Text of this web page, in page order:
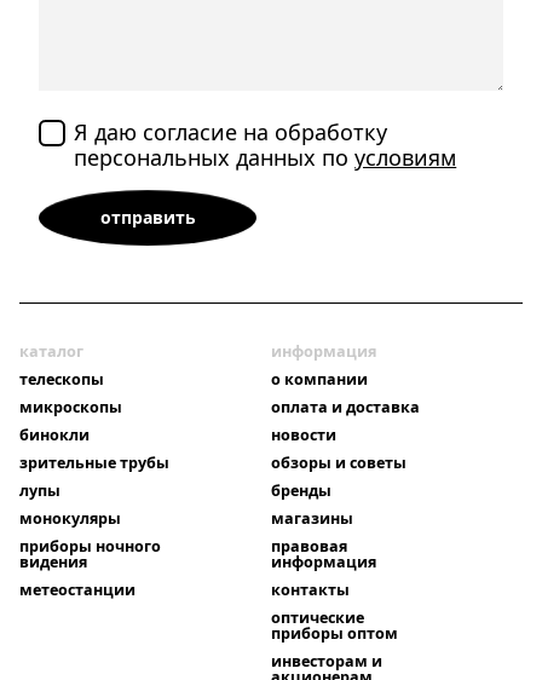
Я даю согласие на обработку
персональных данных поусловиям
каталог
телескопы
микроскопы
бинокли
зрительные трубы
лупы
монокуляры
приборы ночного
видения
метеостанции
информация
о компании
оплата и доставка
новости
обзоры и советы
бренды
магазины
правовая
информация
контакты
оптические
приборы оптом
инвесторам и